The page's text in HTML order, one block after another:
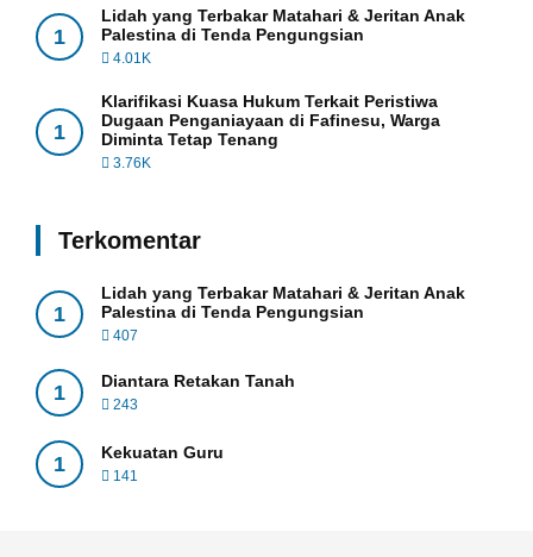
1
Lidah yang Terbakar Matahari & Jeritan Anak
Palestina di Tenda Pengungsian
4.01K
1
Klarifikasi Kuasa Hukum Terkait Peristiwa
Dugaan Penganiayaan di Fafinesu, Warga
Diminta Tetap Tenang
3.76K
Terkomentar
1
Lidah yang Terbakar Matahari & Jeritan Anak
Palestina di Tenda Pengungsian
407
1 Diantara Retakan Tanah
243
1 Kekuatan Guru
141